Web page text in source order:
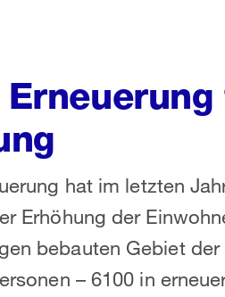
hat im letzten
Erhöhung der
bebauten Gebiet
– 6100 in